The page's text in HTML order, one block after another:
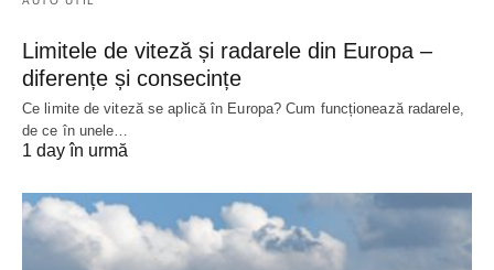
Limitele de viteză și radarele din Europa –
diferențe și consecințe
Ce limite de viteză se aplică în Europa? Cum funcționează radarele,
de ce în unele…
1 day în urmă